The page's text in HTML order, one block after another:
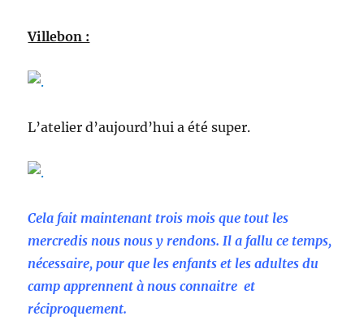
Villebon :
L’atelier d’aujourd’hui a été super.
Cela fait maintenant trois mois que tout les
mercredis nous nous y rendons. Il a fallu ce temps,
nécessaire, pour que les enfants et les adultes du
camp apprennent à nous connaitre et
réciproquement.